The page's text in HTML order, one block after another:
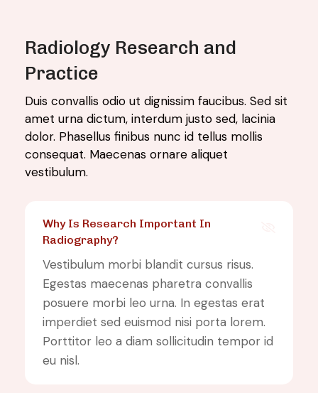
Radiology Research and
Practice
Duis convallis odio ut dignissim faucibus. Sed sit
amet urna dictum, interdum justo sed, lacinia
dolor. Phasellus finibus nunc id tellus mollis
consequat. Maecenas ornare aliquet
vestibulum.
Why Is Research Important In
Radiography?
Vestibulum morbi blandit cursus risus.
Egestas maecenas pharetra convallis
posuere morbi leo urna. In egestas erat
imperdiet sed euismod nisi porta lorem.
Porttitor leo a diam sollicitudin tempor id
eu nisl.